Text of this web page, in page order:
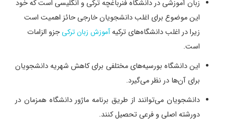
زبان آموزشی در دانشگاه فنرباغچه ترکی و انگلیسی است که خود
این موضوع برای اغلب دانشجویان خارجی حائز اهمیت است
زیرا در اغلب دانشگاه‌های ترکیهآموزش زبان ترکیجزو الزامات
است.
این دانشگاه بورسیه‌های مختلفی برای کاهش شهریه دانشجویان
برای آن‌ها در نظر می‌گیرد.
دانشجویان می‌توانند از طریق برنامه ماژور دانشگاه همزمان در
دورشته اصلی و فرعی تحصیل کنند.